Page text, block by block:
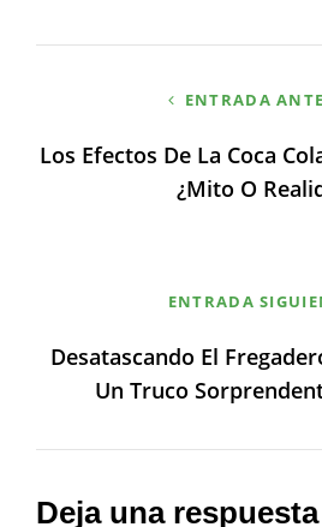
entradas
ENTRADA
Los Efectos De La Coca
¿mito O
ENTRADA
Desatascando El
Un Truco
Deja una respuesta